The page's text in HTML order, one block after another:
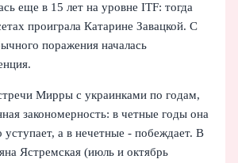
еще в 15 лет на уровне ITF: тогда
проиграла Катарине Завацкой. С
поражения началась
Мирры с украинками по годам,
закономерность: в четные годы она
уступает, а в нечетные - побеждает. В
Ястремская (июль и октябрь